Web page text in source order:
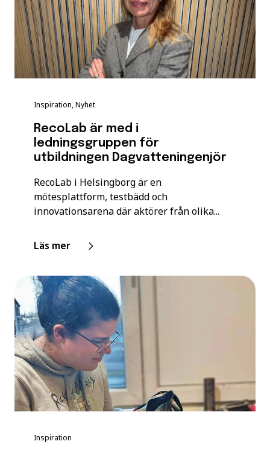
Inspiration, Nyhet
RecoLab är med i
ledningsgruppen för
utbildningen Dagvatteningenjör
RecoLab i Helsingborg är en
mötesplattform, testbädd och
innovationsarena där aktörer från olika...
Läs mer
Inspiration